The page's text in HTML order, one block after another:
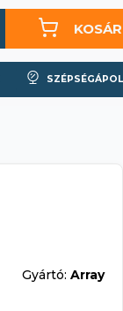
KOSÁR
Gyártó: Array